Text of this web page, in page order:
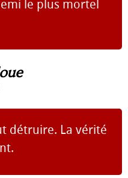
le plus mortel
détruire. La vérité